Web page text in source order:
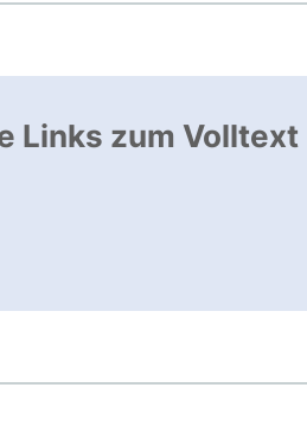
Links zum Volltext
Link, öffnet neues